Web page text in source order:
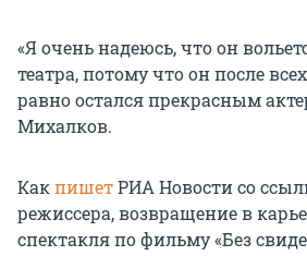
«Я очень надеюсь, что он
театра, потому что он после
равно остался прекрасным
Михалков.
КакпишетРИА Новости со
режиссера, возвращение в
спектакля по фильму «Без